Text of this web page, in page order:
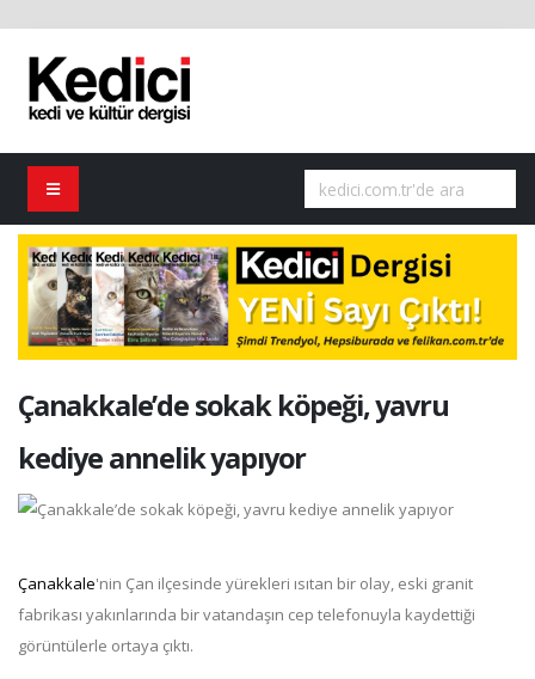
Çanakkale’de sokak köpeği, yavru
kediye annelik yapıyor
Çanakkale'nin Çan ilçesinde yürekleri ısıtan bir olay, eski granit
fabrikası yakınlarında bir vatandaşın cep telefonuyla kaydettiği
görüntülerle ortaya çıktı.